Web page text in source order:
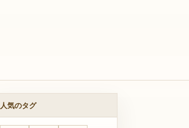
人気のタグ